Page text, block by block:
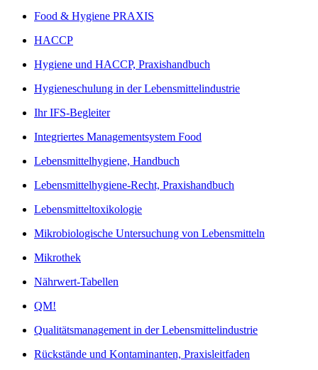
Food & Hygiene PRAXIS
HACCP
Hygiene und HACCP, Praxishandbuch
Hygieneschulung in der Lebensmittelindustrie
Ihr IFS-Begleiter
Integriertes Managementsystem Food
Lebensmittelhygiene, Handbuch
Lebensmittelhygiene-Recht, Praxishandbuch
Lebensmitteltoxikologie
Mikrobiologische Untersuchung von Lebensmitteln
Mikrothek
Nährwert-Tabellen
QM!
Qualitätsmanagement in der Lebensmittelindustrie
Rückstände und Kontaminanten, Praxisleitfaden